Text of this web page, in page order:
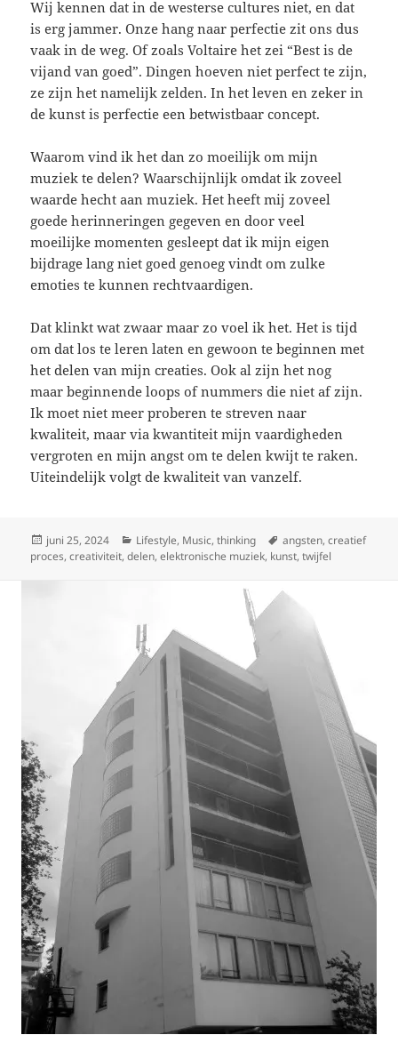
Wij kennen dat in de westerse cultures niet, en dat
is erg jammer. Onze hang naar perfectie zit ons dus
vaak in de weg. Of zoals Voltaire het zei “Best is de
vijand van goed”. Dingen hoeven niet perfect te zijn,
ze zijn het namelijk zelden. In het leven en zeker in
de kunst is perfectie een betwistbaar concept.
Waarom vind ik het dan zo moeilijk om mijn
muziek te delen? Waarschijnlijk omdat ik zoveel
waarde hecht aan muziek. Het heeft mij zoveel
goede herinneringen gegeven en door veel
moeilijke momenten gesleept dat ik mijn eigen
bijdrage lang niet goed genoeg vindt om zulke
emoties te kunnen rechtvaardigen.
Dat klinkt wat zwaar maar zo voel ik het. Het is tijd
om dat los te leren laten en gewoon te beginnen met
het delen van mijn creaties. Ook al zijn het nog
maar beginnende loops of nummers die niet af zijn.
Ik moet niet meer proberen te streven naar
kwaliteit, maar via kwantiteit mijn vaardigheden
vergroten en mijn angst om te delen kwijt te raken.
Uiteindelijk volgt de kwaliteit van vanzelf.
Geplaatst
op
juni 25, 2024 Categorieën
Lifestyle, Music,thinking Tags
angsten,creatief
proces,creativiteit,delen,elektronische muziek, kunst,twijfel